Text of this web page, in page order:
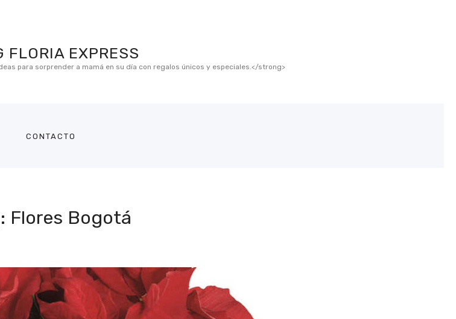
FLORIA EXPRESS
para sorprender a mamá en su día con regalos únicos y especiales.</strong>
CONTACTO
Flores Bogotá
para sorprender a mamá en su día con regalos únicos y especiales.</strong>